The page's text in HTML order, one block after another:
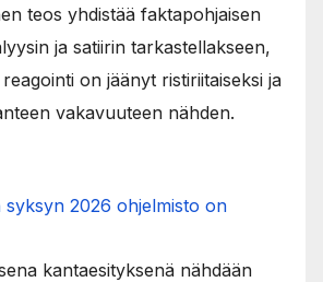
teos yhdistää faktapohjaisen
ja satiirin tarkastellakseen,
on jäänyt ristiriitaiseksi ja
vakavuuteen nähden.
2026 ohjelmisto on
kantaesityksenä nähdään